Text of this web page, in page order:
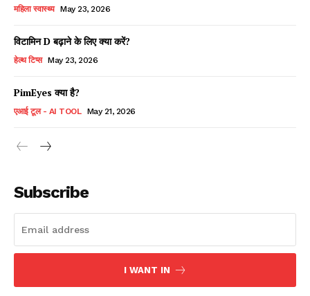
महिला स्वास्थ्य May 23, 2026
विटामिन D बढ़ाने के लिए क्या करें?
हेल्थ टिप्स May 23, 2026
PimEyes क्या है?
एआई टूल - AI TOOL May 21, 2026
Subscribe
I WANT IN